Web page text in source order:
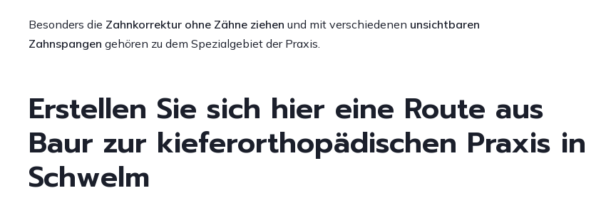
Weiterführende Wirkungen
Besonders die Zahnkorrektur ohne Zähne ziehen und mit verschiedenen unsichtbaren
Zahnspangen gehören zu dem Spezialgebiet der Praxis.
Erstellen Sie sich hier eine Route aus
Baur zur kieferorthopädischen Praxis in
Schwelm